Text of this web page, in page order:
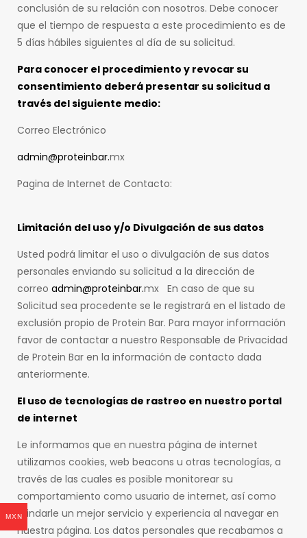
conclusión de su relación con nosotros. Debe conocer
que el tiempo de respuesta a este procedimiento es de
5 días hábiles siguientes al día de su solicitud.
Para conocer el procedimiento y revocar su
consentimiento deberá presentar su solicitud a
través del siguiente medio:
Correo Electrónico
admin@proteinbar.mx
Pagina de Internet de Contacto:
Limitación del uso y/o Divulgación de sus datos
Usted podrá limitar el uso o divulgación de sus datos
personales enviando su solicitud a la dirección de
correo admin@proteinbar.mx En caso de que su
Solicitud sea procedente se le registrará en el listado de
exclusión propio de Protein Bar. Para mayor información
favor de contactar a nuestro Responsable de Privacidad
de Protein Bar en la información de contacto dada
anteriormente.
El uso de tecnologías de rastreo en nuestro portal
de internet
Le informamos que en nuestra página de internet
utilizamos cookies, web beacons u otras tecnologías, a
través de las cuales es posible monitorear su
comportamiento como usuario de internet, así como
brindarle un mejor servicio y experiencia al navegar en
nuestra página. Los datos personales que recabamos a
MXN